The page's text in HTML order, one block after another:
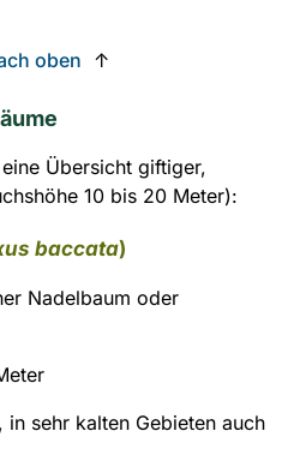
oben ↑
Übersicht giftiger,
10 bis 20 Meter):
baccata)
Nadelbaum oder
in sehr kalten Gebieten auch